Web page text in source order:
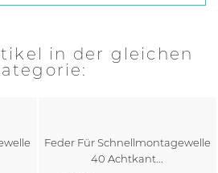
in der gleichen
Feder Für Schnellmontagewelle
40 Achtkant...